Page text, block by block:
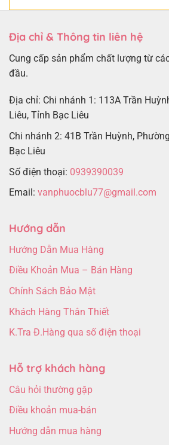
Địa chỉ & Thông tin liên hệ
Cung cấp sản phẩm chất lượng từ
đầu.
Địa chỉ: Chi nhánh 1: 113A Trần
Liêu, Tỉnh Bạc Liêu
Chi nhánh 2: 41B Trần Huỳnh,
Bạc Liêu
Số điện thoại: 0939390039
Email: vanphuocblu77@gmail.com
Hướng dẫn
Hướng Dẫn Mua Hàng
Điều Khoản Mua – Bán Hàng
Chính Sách Bảo Mật
Khách Hàng Thân Thiết
K.Tra Đ.Hàng qua số điện thoại
Hỗ trợ khách hàng
Câu hỏi thường gặp
Điều khoản mua-bán
Hướng dẫn mua hàng